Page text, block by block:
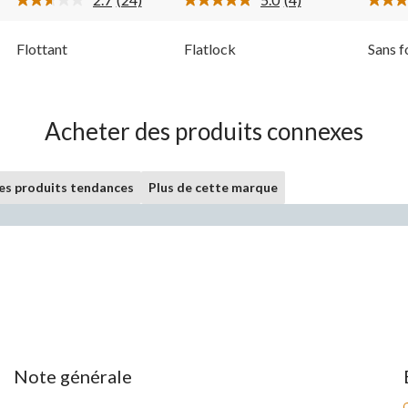
Lire
commentaires.
page.
Lire
commentaires.
Flottant Flatlock Sans
Acheter des produits connexes
produits tendances Plus de cette marque
Note générale